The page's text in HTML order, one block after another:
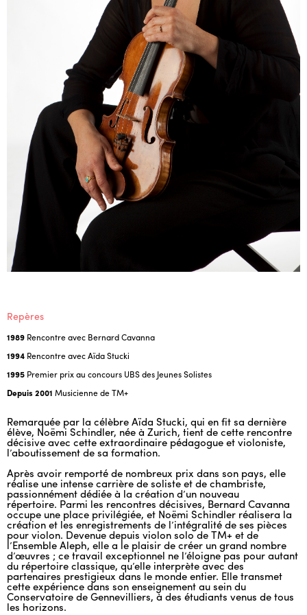
ENGLISH
NEWSLETTER
CONTACTS
AGENDA
Repères
1989 Rencontre avec Bernard Cavanna
1994 Rencontre avec Aïda Stucki
1995 Premier prix au concours UBS des Jeunes Solistes
Depuis 2001 Musicienne de TM+
Remarquée par la célèbre Aïda Stucki, qui en fit sa dernière
élève, Noëmi Schindler, née à Zurich, tient de cette rencontre
décisive avec cette extraordinaire pédagogue et violoniste,
l’aboutissement de sa formation.
Après avoir remporté de nombreux prix dans son pays, elle
réalise une intense carrière de soliste et de chambriste,
passionnément dédiée à la création d’un nouveau
répertoire. Parmi les rencontres décisives, Bernard Cavanna
occupe une place privilégiée, et Noëmi Schindler réalisera la
création et les enregistrements de l’intégralité de ses pièces
pour violon. Devenue depuis violon solo de TM+ et de
l’Ensemble Aleph, elle a le plaisir de créer un grand nombre
d’œuvres ; ce travail exceptionnel ne l’éloigne pas pour autant
du répertoire classique, qu’elle interprète avec des
partenaires prestigieux dans le monde entier. Elle transmet
cette expérience dans son enseignement au sein du
Conservatoire de Gennevilliers, à des étudiants venus de tous
les horizons.